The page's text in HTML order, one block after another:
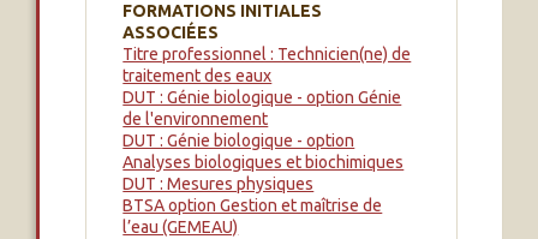
FORMATIONS INITIALES
ASSOCIÉES
Titre professionnel : Technicien(ne) de
traitement des eaux
DUT : Génie biologique - option Génie
de l'environnement
DUT : Génie biologique - option
Analyses biologiques et biochimiques
DUT : Mesures physiques
BTSA option Gestion et maîtrise de
l’eau (GEMEAU)